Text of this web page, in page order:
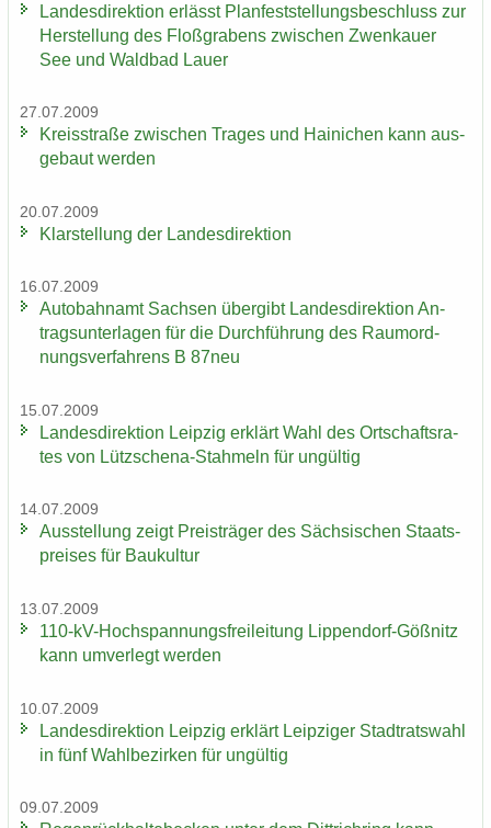
Lan­des­di­rek­ti­on er­lässt Plan­fest­stel­lungs­be­schluss zur
Her­stel­lung des Floß­gra­bens zwi­schen Zwenkau­er
See und Wald­bad Lauer
27.07.2009
Kreis­stra­ße zwi­schen Tra­ges und Hai­ni­chen kann aus­
ge­baut wer­den
20.07.2009
Klar­stel­lung der Lan­des­di­rek­ti­on
16.07.2009
Au­to­bahn­amt Sach­sen über­gibt Lan­des­di­rek­ti­on An­
trags­un­ter­la­gen für die Durch­füh­rung des Raum­ord­
nungs­ver­fah­rens B 87neu
15.07.2009
Lan­des­di­rek­ti­on Leip­zig er­klärt Wahl des Ort­schafts­ra­
tes von Lützschena-​Stahmeln für un­gül­tig
14.07.2009
Aus­stel­lung zeigt Preis­trä­ger des Säch­si­schen Staats­
prei­ses für Bau­kul­tur
13.07.2009
110-​kV-Hochspannungsfreileitung Lippendorf-​Gößnitz
kann um­ver­legt wer­den
10.07.2009
Lan­des­di­rek­ti­on Leip­zig er­klärt Leip­zi­ger Stadt­rats­wahl
in fünf Wahl­be­zir­ken für un­gül­tig
09.07.2009